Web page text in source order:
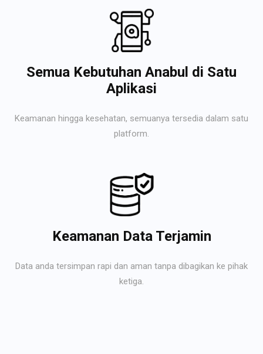
Semua Kebutuhan Anabul di Satu
Aplikasi
Keamanan hingga kesehatan, semuanya tersedia dalam satu
platform.
Keamanan Data Terjamin
Data anda tersimpan rapi dan aman tanpa dibagikan ke pihak
ketiga.